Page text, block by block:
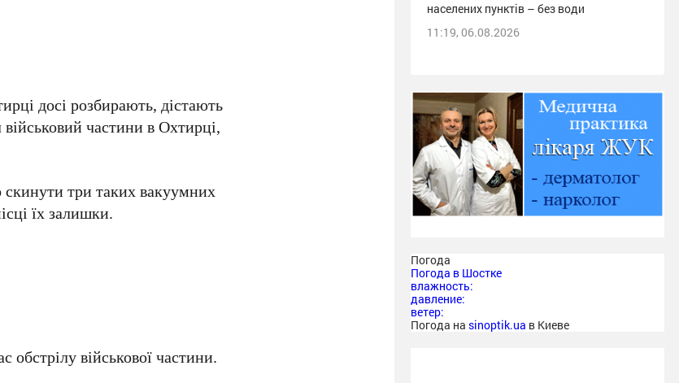
досі розбирають, дістають
частини в Охтирці,
скинути три таких вакуумних
їх залишки.
обстрілу військової частини.
населених пунктів – без води
11:19, 06.08.2026
Погода
Погода в Шостке
влажность:
давление:
ветер:
Погода на sinoptik.ua в Киеве